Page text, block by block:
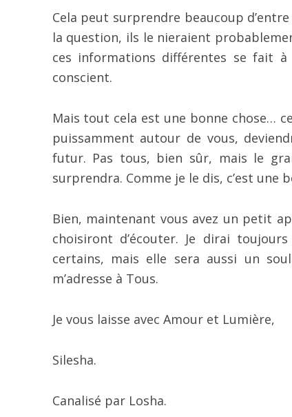
Cela peut surprendre beaucoup
la question, ils le nieraient
ces informations différentes se fait à
conscient.
Mais tout cela est une bonne chose…
puissamment autour de vous,
futur. Pas tous, bien sûr, mais le
surprendra. Comme je le dis, c’est une
Bien, maintenant vous avez un petit
choisiront d’écouter. Je dirai
certains, mais elle sera aussi un
m’adresse à Tous.
Je vous laisse avec Amour et Lumière,
Silesha.
Canalisé par Losha.